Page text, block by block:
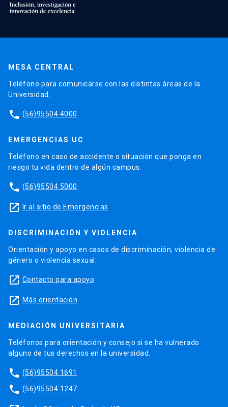
MESA CENTRAL
Teléfono para comunicarse con las distintas áreas de la
Universidad.
phone (56)95504 4000
EMERGENCIAS UC
Teléfono en caso de accidente o situación que ponga en
riesgo tu vida dentro de algún campus.
phone (56)95504 5000
launch Ir al sitio de Emergencias
DISCRIMINACIÓN Y VIOLENCIA
Orientación y apoyo en casos de discriminación, violencia de
género o violencia sexual.
launch Contacto para apoyo
launch Más orientación
MEDIACIÓN UNIVERSITARIA
Teléfonos para orientación y consejo si se ha vulnerado
alguno de tus derechos en la universidad.
phone (56)95504 1691
phone (56)95504 1247